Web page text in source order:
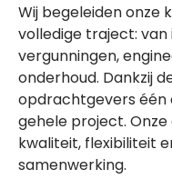
Wij begeleiden onze
volledige traject:
vergunningen,
onderhoud. Dankzij
opdrachtgevers
gehele project.
kwaliteit, flexibiliteit
samenwerking.